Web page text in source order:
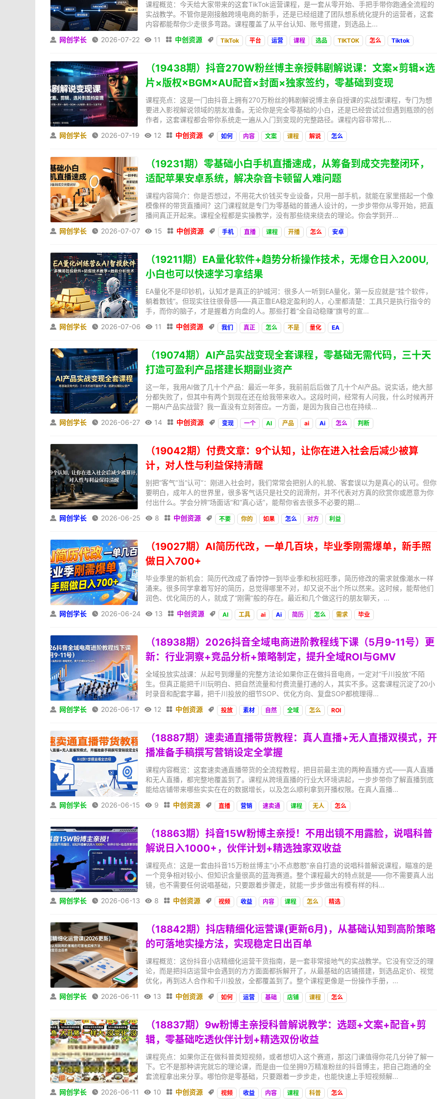
课程概览：今天给大家带来的这套TikTok运营课程，是一套从零开始、手把手带你跑通全流程的
实战教学。不管你是刚接触跨境电商的新手，还是已经组建了团队想系统化提升的运营者，这套
内容都能帮你少走很多弯路。课程覆盖了从平台认知、账号搭建，到选品上...
 网创学长  2026-07-22  11  中创资源  TikTok 平台 运营 课程 选品 TIKTOK 怎么 Tiktok
（19438期）抖音270W粉丝博主亲授韩剧解说课：文案×剪辑×选
片×版权×BGM×AU配音×封面×独家签约，零基础到变现
课程亮点：这是一门由抖音上拥有270万粉丝的韩剧解说博主亲自授课的实战型课程，专门为想
要进入影视解说领域的朋友准备。无论你是完全零基础的小白，还是已经尝试过但遇到瓶颈的创
作者，这套课程都会带你系统走一遍从入门到变现的完整路径。课程内容非常扎...
 网创学长  2026-07-19  12  中创资源  如何 内容 文案 课程 解说 怎么
（19231期）零基础小白手机直播速成，从筹备到成交完整闭环，
适配苹果安卓系统，解决杂音卡顿留人难问题
课程内容简介：你是否想过，不用花大价钱买专业设备，只用一部手机，就能在家里搭起一个像
模像样的带货直播间？这门课程就是专门为零基础的普通人设计的，一步步带你从零开始，把直
播间真正开起来。课程全程都是实操教学，没有那些绕来绕去的理论。你会学到开...
 网创学长  2026-07-07  15  中创资源  手机 直播 课程 开播 怎么 安卓
（19211期）EA量化软件+趋势分析操作技术，无爆仓日入200U,
小白也可以快速学习拿结果
EA量化不是印钞机，认知才是真正的护城河：很多人一听到EA量化，第一反应就是“挂个软件，
躺着数钱”。但现实往往很骨感——真正靠EA稳定盈利的人，心里都清楚：工具只是执行指令的
手，而你的脑子，才是握着方向盘的人。那些打着“全自动稳赚”旗号的宣...
 网创学长  2026-07-06  11  中创资源  我们 真正 怎么 不是 量化 EA
（19074期）AI产品实战变现全套课程，零基础无需代码，三十天
打造可盈利产品搭建长期副业资产
这一年，我用AI做了几十个产品：最近一年多，我前前后后做了几十个AI产品。说实话，绝大部
分都失败了，但其中有两个到现在还在给我带来收入。这段时间，经常有人问我，什么时候再开
一期AI产品实战营？我一直没有立刻答应。一方面，是因为我自己也在持续...
 网创学长  2026-06-27  14  中创资源  变现 一个 AI 产品 ai Ai 怎么 判断
（19042期）付费文章：9个认知，让你在进入社会后减少被算
计，对人性与利益保持清醒
别把“客气”当“认可”：刚进入社会时，我们常常会把别人的礼貌、客套误以为是真心的认可。但你
要明白，成年人的世界里，很多客气话只是社交的润滑剂，并不代表对方真的欣赏你或愿意为你
付出什么。学会分辨“场面话”和“真心话”，能帮你省去很多不必要的期...
 网创学长  2026-06-25  8  中创资源  不要 你的 如果 怎么 对方 利益
（19027期）AI简历代改，一单几百块，毕业季刚需爆单，新手照
做日入700+
毕业季里的新机会：简历代改成了香饽饽一到毕业季和秋招旺季，简历修改的需求就像潮水一样
涌来。很多同学拿着写好的简历，总觉得哪里不对，却又说不出个所以然来。这时候，能帮他们
润色、优化简历的人，就成了“刚需”般的存在。最近和几个做这行的朋友聊天，...
 网创学长  2026-06-24  13  中创资源  AI 工具 ai Ai 简历 怎么 需求 毕业
（18938期）2026抖音全域电商进阶教程线下课（5月9-11号）更
新：行业洞察+竞品分析+策略制定，提升全域ROI与GMV
全域投放实战课：从起号到爆量的完整方法论如果你正在做抖音电商，一定对“千川投放”不陌
生。但真正能把千川玩明白、把自然流量和付费流量打通的人，其实不多。这套课程沉淀了20小
时录音和配套字幕，把千川投放的细节SOP、优化方向、复盘SOP都梳理得...
 网创学长  2026-06-17  12  中创资源  投放 素材 自然 全域 怎么 ROI
（18887期）速卖通直播带货教程：真人直播+无人直播双模式，开
播准备手稿撰写营销设定全掌握
课程内容概览：这套速卖通直播带货的全流程教程，把目前最主流的两种直播方式——真人直播
和无人直播，都完整地覆盖到了。课程从跨境直播的行业大环境讲起，一步步带你了解直播到底
能给店铺带来哪些实实在在的数据增长，以及怎么顺利拿到开播权限。在真人直播...
 网创学长  2026-06-15  9  中创资源  直播 营销 速卖通 课程 无人 怎么
（18863期）抖音15W粉博主亲授！不用出镜不用露脸，说唱科普
解说日入1000+，伙伴计划+精选独家双收益
课程亮点：这是一套由抖音15万粉丝博主“小不点憨憨”亲自打造的说唱科普解说课程，瞄准的是
一个竞争相对较小、但知识含量很高的蓝海赛道。整个课程最大的特点就是——你不需要真人出
镜，也不需要任何说唱基础，只要跟着步骤走，就能一步步做出有模有样的科...
 网创学长  2026-06-13  8  中创资源  视频 收益 内容 课程 怎么 精选
（18842期）抖店精细化运营课(更新6月)，从基础认知到高阶策略
的可落地实操方法，实现稳定日出百单
课程概览：这份抖音小店精细化运营干货指南，是一套非常接地气的实战教学。它没有空泛的理
论，而是把抖店运营中会遇到的方方面面都拆解开了，从最基础的店铺搭建，到选品定价、视觉
优化，再到达人合作和千川投放，全都覆盖到了。整个课程更像是一份操作手册，...
 网创学长  2026-06-11  13  中创资源  如何 运营 基础 店铺 课程 怎么
（18837期）9w粉博主亲授科普解说教学：选题+文案+配音+剪
辑，零基础吃透伙伴计划+精选双份收益
课程亮点：如果你正在做科普类短视频，或者想切入这个赛道，那这门课值得你花几分钟了解一
下。它不是那种讲完就忘的理论课，而是由一位坐拥9万精准粉丝的抖音博主，把自己跑通的全
套流程拿出来分享。哪怕你是零基础，只要跟着一步步走，也能快速上手短视频解...
 网创学长  2026-06-11  10  中创资源  视频 收益 内容 课程 科普 怎么